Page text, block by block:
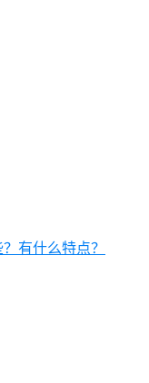
有什么特点？